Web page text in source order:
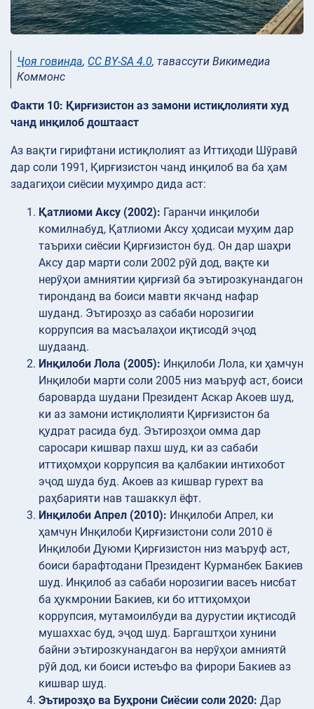
Ҷоя говинда, CC BY-SA 4.0, тавассути Викимедиа
Коммонс
Факти 10: Қирғизистон аз замони истиқлолияти худ
чанд инқилоб доштааст
Аз вақти гирифтани истиқлолият аз Иттиҳоди Шӯравӣ
дар соли 1991, Қирғизистон чанд инқилоб ва ба ҳам
задагиҳои сиёсии муҳимро дида аст:
Қатлиоми Аксу (2002): Гаранчи инқилоби
комилнабуд, Қатлиоми Аксу ҳодисаи муҳим дар
таърихи сиёсии Қирғизистон буд. Он дар шаҳри
Аксу дар марти соли 2002 рӯй дод, вақте ки
нерӯҳои амниятии қирғизӣ ба эътирозкунандагон
тиронданд ва боиси мавти якчанд нафар
шуданд. Эътирозҳо аз сабаби норозигии
коррупсия ва масъалаҳои иқтисодӣ эҷод
шудаанд.
Инқилоби Лола (2005): Инқилоби Лола, ки ҳамчун
Инқилоби марти соли 2005 низ маъруф аст, боиси
бароварда шудани Президент Аскар Акоев шуд,
ки аз замони истиқлолияти Қирғизистон ба
қудрат расида буд. Эътирозҳои омма дар
саросари кишвар пахш шуд, ки аз сабаби
иттиҳомҳои коррупсия ва қалбакии интихобот
эҷод шуда буд. Акоев аз кишвар гурехт ва
раҳбарияти нав ташаккул ёфт.
Инқилоби Апрел (2010): Инқилоби Апрел, ки
ҳамчун Инқилоби Қирғизистони соли 2010 ё
Инқилоби Дуюми Қирғизистон низ маъруф аст,
боиси барафтодани Президент Курманбек Бакиев
шуд. Инқилоб аз сабаби норозигии васеъ нисбат
ба ҳукмронии Бакиев, ки бо иттиҳомҳои
коррупсия, мутамоилбуди ва дурустии иқтисодӣ
мушаххас буд, эҷод шуд. Баргаштҳои хунини
байни эътирозкунандагон ва нерӯҳои амниятӣ
рӯй дод, ки боиси истеъфо ва фирори Бакиев аз
кишвар шуд.
Эътирозҳо ва Буҳрони Сиёсии соли 2020: Дар